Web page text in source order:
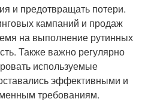
и предотвращать потери.
кампаний и продаж
на выполнение рутинных
Также важно регулярно
используемые
эффективными и
требованиям.